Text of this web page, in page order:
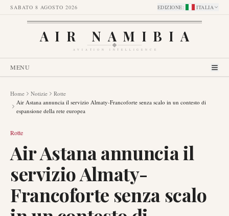
SABATO 8 AGOSTO 2026 EDIZIONE: ITALIA
AIR NAMIBIA
AVIATION INTELLIGENCE
MENU
Home Notizie
Rotte
Air Astana annuncia il servizio Almaty-Francoforte senza scalo in un contesto di
espansione della rete europea
Rotte
Air Astana annuncia il
servizio Almaty-
Francoforte senza scalo